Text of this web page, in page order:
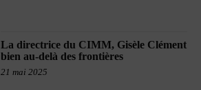
La directrice du CIMM, Gisèle Clément
bien au-delà des frontières
21 mai 2025